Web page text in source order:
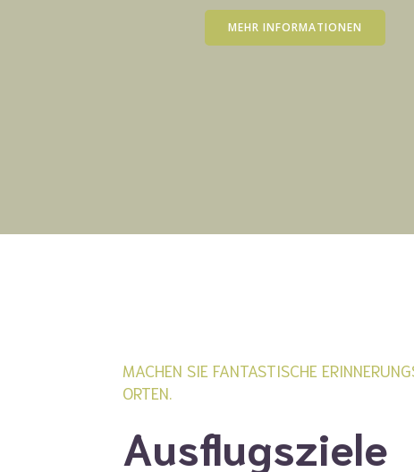
MEHR INFORMATIONEN
MACHEN SIE FANTASTISCHE
ORTEN.
Ausflugsziele